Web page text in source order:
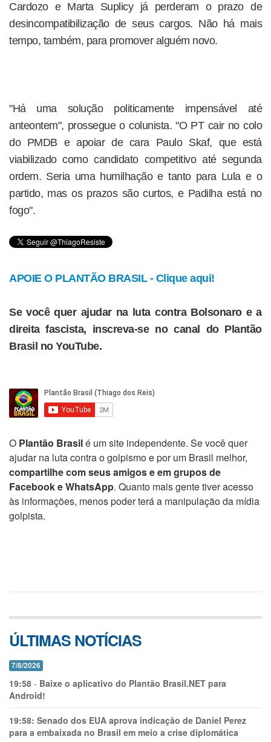
Cardozo e Marta Suplicy já perderam o prazo de
desincompatibilização de seus cargos. Não há mais
tempo, também, para promover alguém novo.
"Há uma solução politicamente impensável até
anteontem", prossegue o colunista. "O PT cair no colo
do PMDB e apoiar de cara Paulo Skaf, que está
viabilizado como candidato competitivo até segunda
ordem. Seria uma humilhação e tanto para Lula e o
partido, mas os prazos são curtos, e Padilha está no
fogo".
APOIE O PLANTÃO BRASIL - Clique aqui!
Se você quer ajudar na luta contra Bolsonaro e a
direita fascista, inscreva-se no canal do Plantão
Brasil no YouTube.
O Plantão Brasilé um site independente. Se você quer
ajudar na luta contra o golpismo e por um Brasil melhor,
compartilhe com seus amigos e em grupos de
Facebook e WhatsApp. Quanto mais gente tiver acesso
às informações, menos poder terá a manipulação da mídia
golpista.
ÚLTIMAS NOTÍCIAS
7/8/2026
19:58 - Baixe o aplicativo do Plantão Brasil.NET para
Android!
19:58: Senado dos EUA aprova indicação de Daniel Perez
para a embaixada no Brasil em meio a crise diplomática